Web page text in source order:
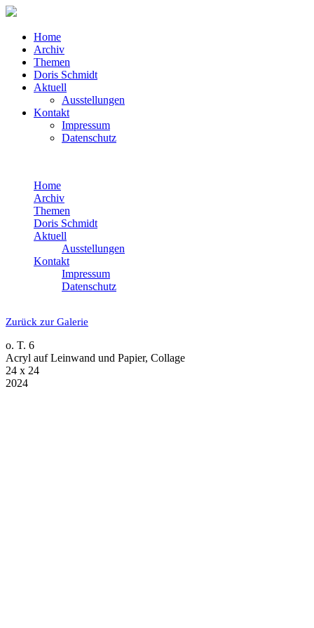
Home
Archiv
Themen
Doris Schmidt
Aktuell
Ausstellungen
Kontakt
Impressum
Datenschutz
Home
Archiv
Themen
Doris Schmidt
Aktuell
Ausstellungen
Kontakt
Impressum
Datenschutz
Zurück zur Galerie
o. T. 6
Acryl auf Leinwand und Papier, Collage
24 x 24
2024